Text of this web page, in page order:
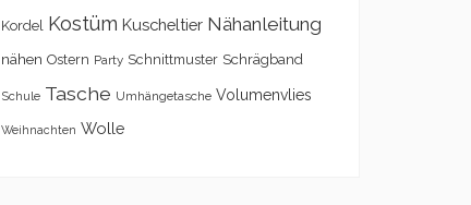
Kordel Kostüm Kuscheltier Nähanleitung
nähen Ostern Party Schnittmuster Schrägband
Schule Tasche Umhängetasche Volumenvlies
Weihnachten Wolle